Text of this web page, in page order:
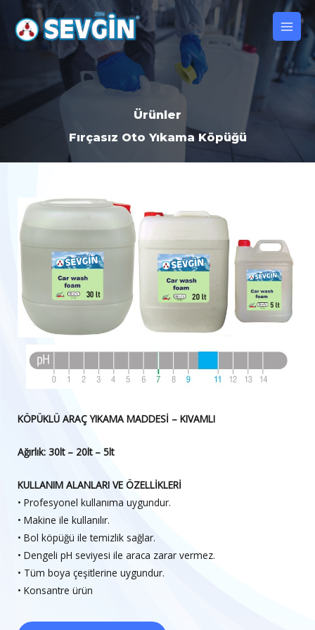
atla
Main
Ürünler
Fırçasız Oto Yıkama Köpüğü
KÖPÜKLÜ ARAÇ YIKAMA MADDESİ – KIVAMLI
Ağırlık: 30lt – 20lt – 5lt
KULLANIM ALANLARI VE ÖZELLİKLERİ
• Profesyonel kullanıma uygundur.
• Makine ile kullanılır.
• Bol köpüğü ile temizlik sağlar.
• Dengeli pH seviyesi ile araca zarar vermez.
• Tüm boya çeşitlerine uygundur.
• Konsantre ürün